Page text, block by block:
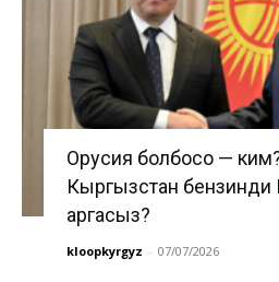
Орусия болбосо —
Кыргызстан бензинди
аргасыз?
kloopkyrgyz - 07/07/2026